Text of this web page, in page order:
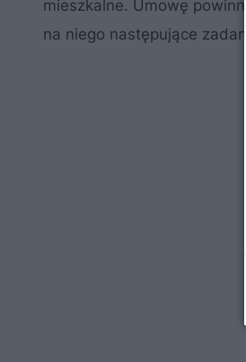
mieszkalne. Umowę
na niego następujące